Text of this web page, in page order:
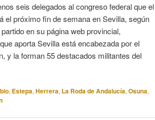
seis delegados al congreso federal que el
el próximo fin de semana en Sevilla, según
en su página web provincial,
aporta Sevilla está encabezada por el
y la forman 55 destacados militantes del
, Estepa, Herrera, La Roda de Andalucía, Osuna,